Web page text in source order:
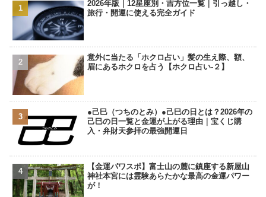
2026年版｜12星座別・吉方位一覧｜引っ越し・
旅行・開運に使える完全ガイド
意外に当たる「ホクロ占い」髪の生え際、額、
眉にあるホクロを占う【ホクロ占い‐２】
●己巳（つちのとみ）●己巳の日とは？2026年の
己巳の日一覧と金運が上がる理由｜宝くじ購
入・弁財天参拝の最強開運日
【金運パワスポ】富士山の麓に鎮座する新屋山
神社本宮には霊験あらたかな最高の金運パワー
が！